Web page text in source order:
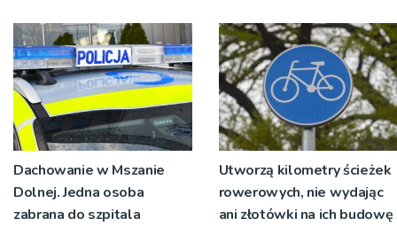
pokoleń
Dachowanie w Mszanie
Dolnej. Jedna osoba
zabrana do szpitala
Utworzą kilometry ścieżek
rowerowych, nie wydając
ani złotówki na ich budowę